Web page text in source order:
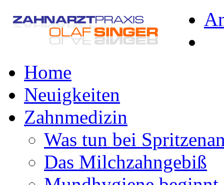
Home
Neuigkeiten
Zahnmedizin
Was tun bei
Das Milchzahngebiß